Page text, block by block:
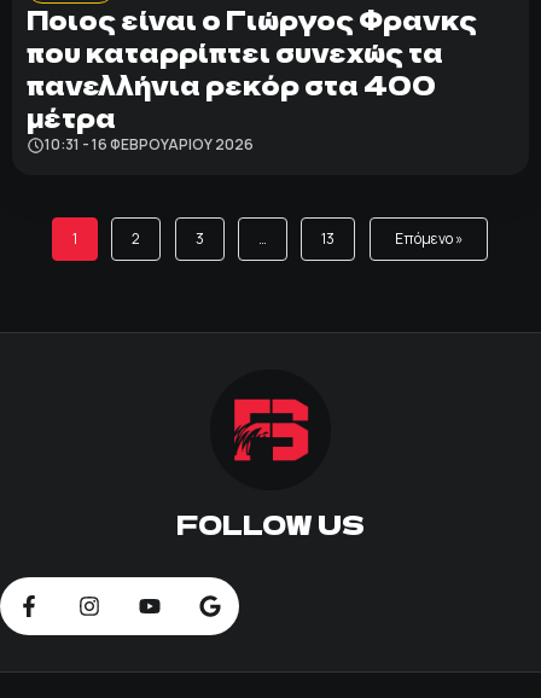
Ποιος είναι ο Γιώργος Φρανκς
που καταρρίπτει συνεχώς τα
πανελλήνια ρεκόρ στα 400
μέτρα
10:31 - 16 ΦΕΒΡΟΥΑΡΊΟΥ 2026
1 2 3 … 13 Επόμενο »
FOLLOW US